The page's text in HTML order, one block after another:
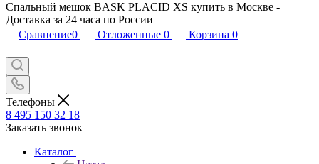
Спальный мешок BASK PLACID XS купить в Москве -
Доставка за 24 часа по России
Сравнение0 Отложенные 0 Корзина 0
Телефоны
8 495 150 32 18
Заказать звонок
Каталог